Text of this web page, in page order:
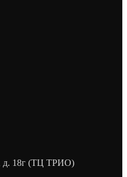
д. 18г (ТЦ ТРИО)